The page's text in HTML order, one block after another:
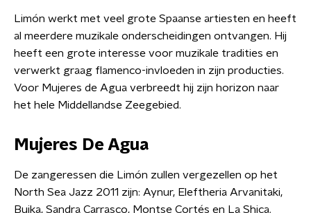
Limón werkt met veel grote Spaanse artiesten en heeft
al meerdere muzikale onderscheidingen ontvangen. Hij
heeft een grote interesse voor muzikale tradities en
verwerkt graag flamenco-invloeden in zijn producties.
Voor Mujeres de Agua verbreedt hij zijn horizon naar
het hele Middellandse Zeegebied.
Mujeres De Agua
De zangeressen die Limón zullen vergezellen op het
North Sea Jazz 2011 zijn: Aynur, Eleftheria Arvanitaki,
Buika, Sandra Carrasco, Montse Cortés en La Shica.